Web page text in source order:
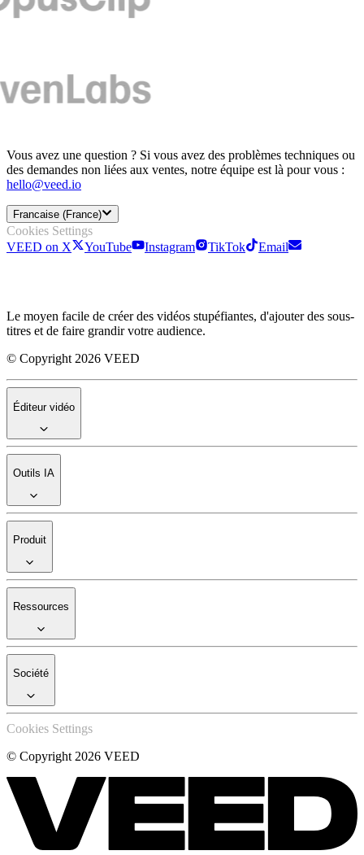
Vous avez une question ? Si vous avez des problèmes techniques ou
des demandes non liées aux ventes, notre équipe est là pour vous :
hello@veed.io
Francaise (France)
Cookies Settings
VEED on X
YouTube Instagram TikTok Email
Le moyen facile de créer des vidéos stupéfiantes, d'ajouter des sous-
titres et de faire grandir votre audience.
© Copyright 2026 VEED
Éditeur vidéo
Outils IA
Produit
Ressources
Société
Cookies Settings
© Copyright 2026 VEED